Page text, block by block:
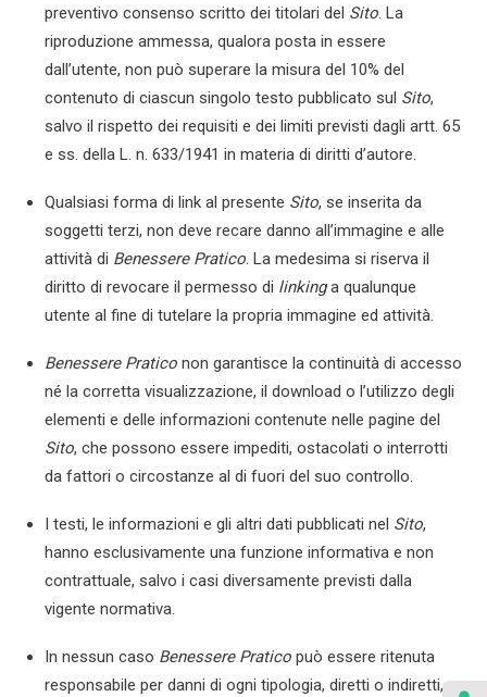
preventivo consenso scritto dei titolari del Sito. La
riproduzione ammessa, qualora posta in essere
dall’utente, non può superare la misura del 10% del
contenuto di ciascun singolo testo pubblicato sul Sito,
salvo il rispetto dei requisiti e dei limiti previsti dagli artt. 65
e ss. della L. n. 633/1941 in materia di diritti d’autore.
Qualsiasi forma di link al presente Sito, se inserita da
soggetti terzi, non deve recare danno all’immagine e alle
attività di Benessere Pratico. La medesima si riserva il
diritto di revocare il permesso di linkinga qualunque
utente al fine di tutelare la propria immagine ed attività.
Benessere Pratico non garantisce la continuità di accesso
né la corretta visualizzazione, il download o l’utilizzo degli
elementi e delle informazioni contenute nelle pagine del
Sito, che possono essere impediti, ostacolati o interrotti
da fattori o circostanze al di fuori del suo controllo.
I testi, le informazioni e gli altri dati pubblicati nel Sito,
hanno esclusivamente una funzione informativa e non
contrattuale, salvo i casi diversamente previsti dalla
vigente normativa.
In nessun caso Benessere Pratico può essere ritenuta
responsabile per danni di ogni tipologia, diretti o indiretti,